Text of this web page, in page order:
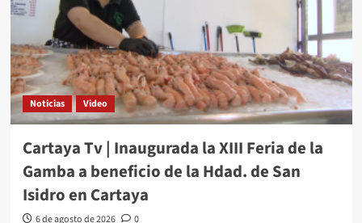
Noticias Video
Cartaya Tv | Inaugurada la XIII Feria de la
Gamba a beneficio de la Hdad. de San
Isidro en Cartaya
6 de agosto de 2026 0